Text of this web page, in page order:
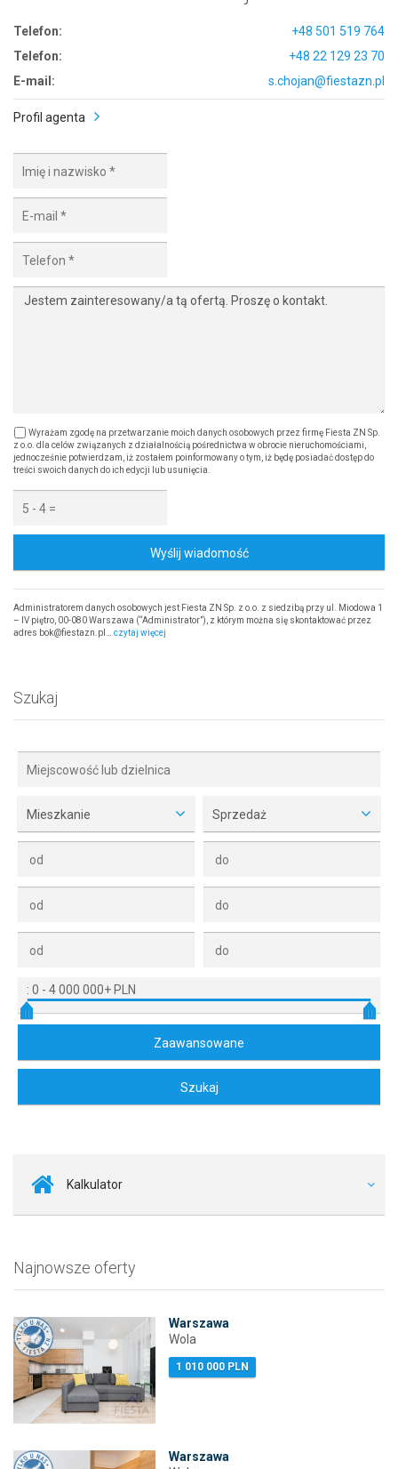
Telefon:
+48 501 519 764
Telefon:
+48 22 129 23 70
E-mail:
s.chojan@fiestazn.pl
Profil agenta
Wyrażam zgodę na przetwarzanie moich danych osobowych przez firmę Fiesta ZN Sp.
z o.o. dla celów związanych z działalnością pośrednictwa w obrocie nieruchomościami,
jednocześnie potwierdzam, iż zostałem poinformowany o tym, iż będę posiadać dostęp do
treści swoich danych do ich edycji lub usunięcia.
Wyślij wiadomość
Administratorem danych osobowych jest Fiesta ZN Sp. z o.o. z siedzibą przy ul. Miodowa 1
– IV piętro, 00-080 Warszawa (“Administrator”), z którym można się skontaktować przez
adres bok@fiestazn.pl… czytaj więcej
Szukaj
Mieszkanie Sprzedaż
: 0 - 4 000 000+ PLN
Kalkulator
Najnowsze oferty
Warszawa
Wola
1 010 000 PLN
Warszawa